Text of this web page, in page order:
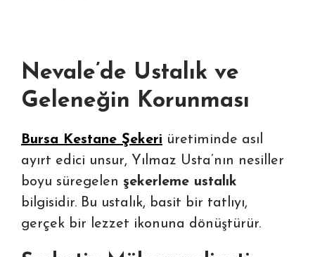
Nevale’de Ustalık ve
Geleneğin Korunması
Bursa Kestane Şekeri üretiminde asıl
ayırt edici unsur, Yılmaz Usta’nın nesiller
boyu süregelen şekerleme ustalık
bilgisidir. Bu ustalık, basit bir tatlıyı,
gerçek bir lezzet ikonuna dönüştürür.